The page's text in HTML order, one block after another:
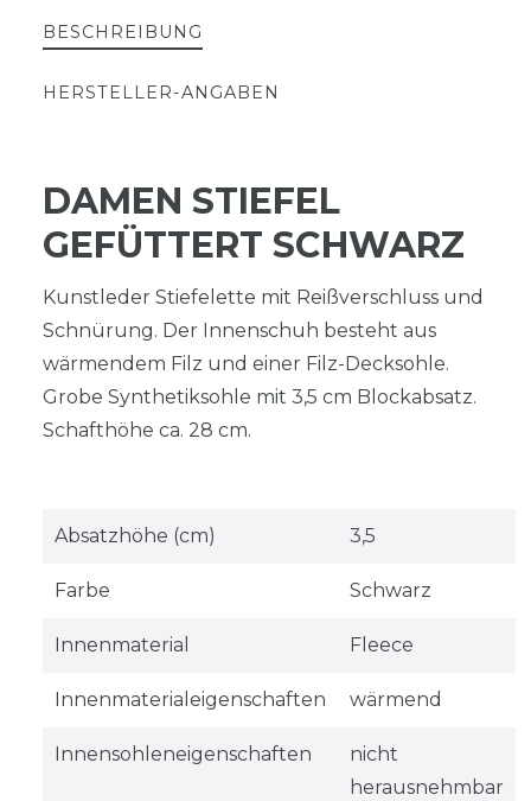
BESCHREIBUNG
HERSTELLER-ANGABEN
DAMEN STIEFEL
GEFÜTTERT SCHWARZ
Kunstleder Stiefelette mit Reißverschluss und
Schnürung. Der Innenschuh besteht aus
wärmendem Filz und einer Filz-Decksohle.
Grobe Synthetiksohle mit 3,5 cm Blockabsatz.
Schafthöhe ca. 28 cm.
Absatzhöhe (cm) 3,5
Farbe Schwarz
Innenmaterial Fleece
Innenmaterialeigenschaften wärmend
Innensohleneigenschaften
nicht
herausnehmbar